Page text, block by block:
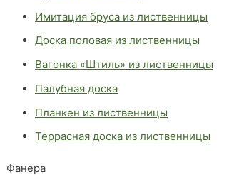
Имитация бруса из лиственницы
Доска половая из лиственницы
Вагонка «Штиль» из лиственницы
Палубная доска
Планкен из лиственницы
Террасная доска из лиственницы
Фанера